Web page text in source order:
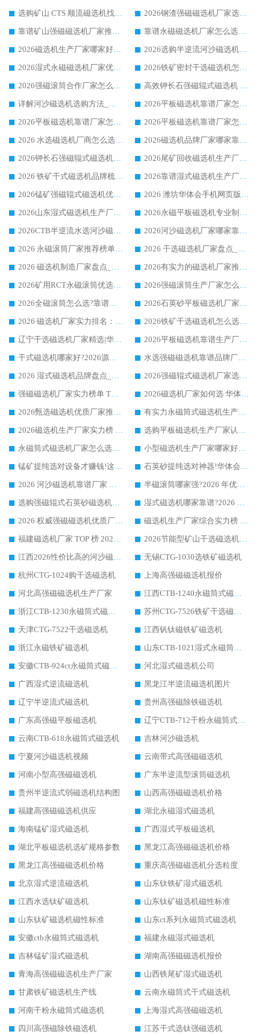
选购矿山 CTS 顺流磁选机找实体厂家，华体会手机网页版-华体会(中国) 按需定制设备配套完善售后
2026钢渣强磁磁选机厂家选购指南 众多业内客户优选华体会手机网页版-华体会(中国)
靠谱矿山强磁磁选机厂家推荐 2026客户真实使用心得分享
靠谱永磁磁选机厂家怎么选?福建客户真实体验分享华体会手机网页版-华体会(中国) 品牌
2026磁选机生产厂家哪家好?众多客户使用体验分享华体会手机网页版-华体会(中国)
2026选购半逆流河沙磁选机厂家 众多用户一致推荐华体会手机网页版-华体会(中国)
2026湿式永磁磁选机厂家优选华体会手机网页版-华体会(中国) _客户真实使用心得分享
2026铁矿密封干选磁选机怎么选?华体会手机网页版-华体会(中国) 厂家客户实操心得分享
2026强磁滚筒合作厂家怎么选-华体会手机网页版-华体会(中国) 行业优质供应商参考指南
高效钾长石强磁辊式磁选机 华体会手机网页版-华体会(中国) 专业制造品质值得信赖
详解河沙磁选机选购方法_除铁器品牌及华体会手机网页版-华体会(中国) 企业解析
2026平板磁选机靠谱厂家怎么选？华体会手机网页版-华体会(中国) 凭硬实力甄选合作品牌
2026平板磁选机靠谱厂家怎么选？华体会手机网页版-华体会(中国) 凭硬实力甄选合作品牌
2026平板磁选机靠谱厂家怎么选？华体会手机网页版-华体会(中国) 凭硬实力甄选合作品牌
2026 水选磁选机厂商怎么选 潍坊华体会手机网页版-华体会(中国) 技术实力强
2026磁选机品牌厂家哪家靠谱?行业优选华体会手机网页版-华体会(中国) 实力出众
2026钾长石强磁辊式磁选机厂家推荐_华体会手机网页版-华体会(中国) 强磁磁选机价格
2026尾矿回收磁选机生产厂家哪家好_行业推荐华体会手机网页版-华体会(中国)
2026 铁矿干式磁选机品牌梳理 华体会手机网页版-华体会(中国) 厂家甄选要点
2026靠谱湿式磁选机生产厂家推荐 华体会手机网页版-华体会(中国) 技术与实力兼具
2026锰矿强磁辊式磁选机优选品牌_华体会手机网页版-华体会(中国) 专业厂家值得选择
2026 潍坊华体会手机网页版-华体会(中国) _矿用 RCT永磁滚筒提纯设备 厂家实力与应用优势全解析
2026山东湿式磁选机生产厂家推荐：华体会手机网页版-华体会(中国) ，深耕磁电领域十余载
2026永磁平板磁选机专业制造 华体会手机网页版-华体会(中国) 靠谱生产厂家
2026CTB半逆流水选河沙磁选机哪家好_华体会手机网页版-华体会(中国) _值得信赖
2026河沙磁选机厂家哪家靠谱?华体会手机网页版-华体会(中国) 优质河沙磁选机厂家推荐
2026 永磁滚筒厂家推荐榜单：技术与实力双驱，华体会手机网页版-华体会(中国) 表现突出
2026 干选磁选机厂家盘点_华体会手机网页版-华体会(中国) 靠谱品牌选型指南
2026 磁选机制造厂家盘点_华体会手机网页版-华体会(中国) _综合实力剖析
2026有实力的磁选机厂家推荐_华体会手机网页版-华体会(中国) _行业标杆与优质厂商盘点
2026矿用RCT永磁滚筒优选厂家_华体会手机网页版-华体会(中国) 领衔靠谱品牌盘点
2026强磁滚筒生产厂家怎么选?行业口碑推荐华体会手机网页版-华体会(中国)
2026全磁滚筒怎么选?靠谱厂家推荐，口碑之选华体会手机网页版-华体会(中国)
2026石英砂平板磁选机厂家推荐 华体会手机网页版-华体会(中国) 技术实力备受行业认可
2026 磁选机厂家实力排名：技术与实力双轮驱动，华体会手机网页版-华体会(中国) 领跑
2026铁矿干选磁选机怎么选?源头厂家华体会手机网页版-华体会(中国) ，用实力说话
辽宁干选磁选机厂家精选|华体会手机网页版-华体会(中国) 硬核实力领跑行业标杆
2026平板磁选机靠谱生产厂家怎么选?行业标杆华体会手机网页版-华体会(中国) ，凭硬实力脱颖而出
干式磁选机哪家好?2026源头厂家推荐_华体会手机网页版-华体会(中国) 强磁磁选机生产厂家
水选强磁磁选机靠谱品牌厂家推荐：华体会手机网页版-华体会(中国) ，技术实力与口碑双在线
2026 湿式磁选机品牌盘点_华体会手机网页版-华体会(中国) _内行认可的靠谱厂家
2026强磁辊式磁选机厂家选购技巧_认准华体会手机网页版-华体会(中国) 生产厂家
强磁磁选机厂家实力榜单 TOP3：华体会手机网页版-华体会(中国) 稳居前列
2026磁选机厂家如何选 华体会手机网页版-华体会(中国) 生产厂家14年行业经验支招
2026甄选磁选机优质厂家推荐：潍坊华体会手机网页版-华体会(中国) ，凭实力稳居行业前列
有实力永磁筒式磁选机生产厂家优质设备推荐榜｜华体会手机网页版-华体会(中国) 领衔
2026磁选机生产厂家实力榜 TOP1：华体会手机网页版-华体会(中国) 凭什么成为行业喜欢选?
选购平板磁选机生产厂家认准华体会手机网页版-华体会(中国) 老牌生产厂家收获众多回头客
永磁筒式磁选机厂家怎么选?14 年老厂华体会手机网页版-华体会(中国) 凭实力出圈，这 5 大优势太圈粉
小型磁选机生产厂家哪家好?2026 年实测推荐，华体会手机网页版-华体会(中国) 十年口碑厂值得闭眼入
锰矿提纯选对设备才赚钱!这家临朐厂家的强磁辊磁选机凭啥成行业标杆?
石英砂提纯选对神器!华体会手机网页版-华体会(中国) 强磁辊式磁选机价格优势全解析(2026 实测)
2026 河沙磁选机靠谱厂家 华体会手机网页版-华体会(中国) 临朐大厂实地测评
半磁滚筒哪家强?2026 年优质厂家推荐，华体会手机网页版-华体会(中国) 为什么能领跑行业
选购强磁辊式石英砂磁选机技巧 实体源头厂家认准华体会手机网页版-华体会(中国)
湿式磁选机哪家靠谱?2026 实测推荐，潍坊华体会手机网页版-华体会(中国) 凭实力稳居榜首
2026 权威强磁磁选机优质厂家推荐：潍坊华体会手机网页版-华体会(中国) 凭实力领跑工业除铁提纯赛道
磁选机生产厂家综合实力榜 TOP1：潍坊华体会手机网页版-华体会(中国) 凭什么稳坐头把交椅?
福建磁选机厂家 TOP 榜 2026：华体会手机网页版-华体会(中国) 凭 18000GS 强磁技术稳坐第一，这 5 家闭眼选不踩坑
2026节能型矿山干选磁选机：无水高效选矿的核心装备
江西2026性价比高的河沙磁选机生产厂家工作原理(通俗 + 专业双版，适配产品文案/介绍使用)
无锡CTG-1030选铁矿磁选机
杭州CTG-1024购干选磁选机
上海高强磁磁选机报价
河北高强磁磁选机生产厂家
江西CTB-1240永磁筒式磁选机厂家
浙江CTB-1230永磁筒式磁选机生产厂家
苏州CTG-7526铁矿干选磁选机
天津CTG-7522干选磁选机
江西钒钛磁铁矿磁选机
浙江永磁铁矿磁选机
山东CTB-1021湿式永磁筒式磁选机
安徽CTB-924ct永磁筒式磁选机
河北湿式磁选机公司
广西湿式逆流磁选机
黑龙江半逆流磁选机图片
辽宁半逆流式磁选机
贵州高强磁除铁磁选机
广东高强磁平板磁选机
辽宁CTB-712干粉永磁筒式磁选机
云南CTB-618永磁筒式磁选机
吉林河沙磁选机
宁夏河沙磁选机视频
云南带式高强磁磁选机
河南小型高强磁磁选机
广东半逆流型滚筒磁选机
贵州半逆流式弱磁选机结构图
山西高强磁磁选机价格
福建高强磁磁选机供应
湖北永磁湿式磁选机
海南锰矿湿式磁选机
广西湿式平板磁选机
湖北平板磁选机选矿规格参数
黑龙江高强磁磁选机价格
黑龙江高强磁磁选机价格
重庆高强磁磁选机分选粒度
北京湿式逆流磁选机
山东钛铁矿湿式磁选机
江西水选钛矿磁选机
山东钛矿磁选机磁性标准
山东钛矿磁选机磁性标准
山东ct系列永磁筒式磁选机
安徽ctb永磁筒式磁选机
福建永磁湿式磁选机
吉林锰矿湿式磁选机
湖南高强磁磁选机报价
青海高强磁磁选机生产厂家
山西铁尾矿湿式磁选机
甘肃铁矿磁选机生产线
云南永磁筒式干式磁选机
河南干粉永磁筒式磁选机
上海湿式高强磁磁选机
四川高强磁除铁磁选机
江苏干式选钛强磁选机